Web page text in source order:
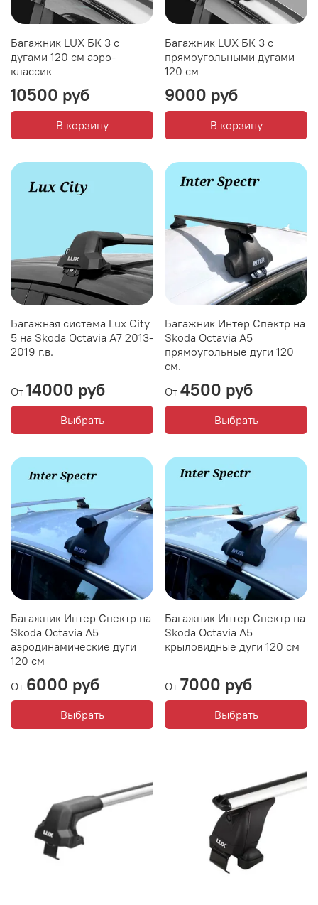
Багажник LUX БК 3 с
дугами 120 см аэро-
классик
10500 руб
В корзину
Багажник LUX БК 3 с
прямоугольными дугами
120 см
9000 руб
В корзину
Багажная система Lux City
5 на Skoda Octavia A7 2013-
2019 г.в.
От 14000 руб
Выбрать
Багажник Интер Спектр на
Skoda Octavia A5
прямоугольные дуги 120
см.
От 4500 руб
Выбрать
Багажник Интер Спектр на
Skoda Octavia A5
аэродинамические дуги
120 см
От 6000 руб
Выбрать
Багажник Интер Спектр на
Skoda Octavia A5
крыловидные дуги 120 см
От 7000 руб
Выбрать